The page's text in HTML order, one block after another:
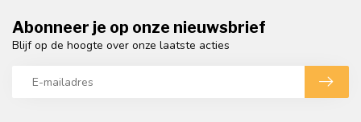
Abonneer je op onze nieuwsbrief
Blijf op de hoogte over onze laatste acties